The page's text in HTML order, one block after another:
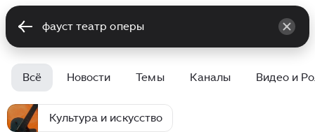
Всё Новости Темы Каналы Видео и
Культура и искусство